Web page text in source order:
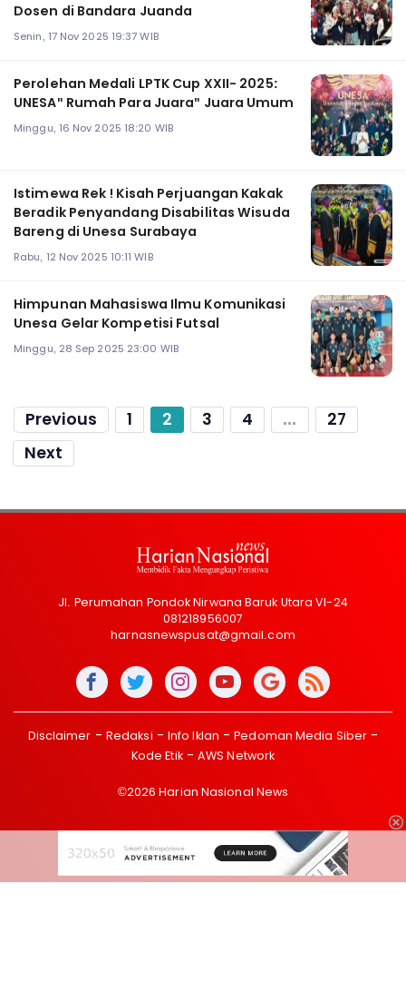
Dosen di Bandara Juanda
Senin, 17 Nov 2025 19:37 WIB
Perolehan Medali LPTK Cup XXII- 2025:
UNESA" Rumah Para Juara" Juara Umum
Minggu, 16 Nov 2025 18:20 WIB
Istimewa Rek ! Kisah Perjuangan Kakak
Beradik Penyandang Disabilitas Wisuda
Bareng di Unesa Surabaya
Rabu, 12 Nov 2025 10:11 WIB
Himpunan Mahasiswa Ilmu Komunikasi
Unesa Gelar Kompetisi Futsal
Minggu, 28 Sep 2025 23:00 WIB
Previous 1 2 3 4 ...
27
Next
Jl. Perumahan Pondok Nirwana Baruk Utara VI-24
081218956007
harnasnewspusat@gmail.com
Disclaimer Redaksi Info Iklan
Pedoman Media Siber
Kode Etik
AWS Network
©2026 Harian Nasional News